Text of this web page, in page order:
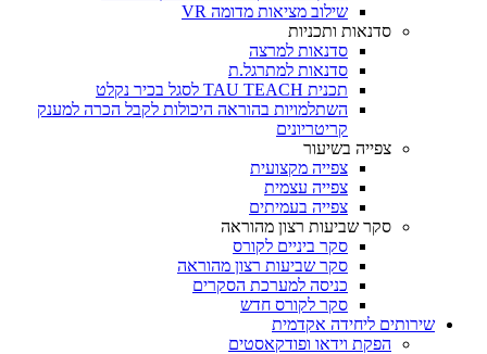
שילוב מציאות מדומה VR
סדנאות ותכניות
סדנאות למרצה
סדנאות למתרגל.ת
תכנית TAU TEACH לסגל בכיר נקלט
השתלמויות בהוראה היכולות לקבל הכרה למענק
קריטריונים
צפייה בשיעור
צפייה מקצועית
צפייה עצמית
צפייה בעמיתים
סקר שביעות רצון מהוראה
סקר ביניים לקורס
סקר שביעות רצון מהוראה
כניסה למערכת הסקרים
סקר לקורס חדש
שירותים ליחידה אקדמית
הפקת וידאו ופודקאסטים